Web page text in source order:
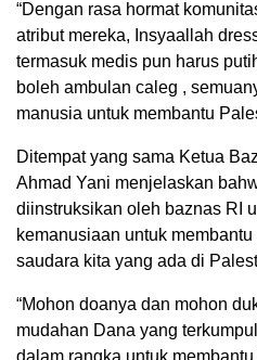
“Dengan rasa hormat
atribut mereka, Insyaallah
termasuk medis pun harus
boleh ambulan caleg ,
manusia untuk membantu
Ditempat yang sama Ketua
Ahmad Yani menjelaskan
diinstruksikan oleh baznas RI
kemanusiaan untuk
saudara kita yang ada di
“Mohon doanya dan mohon
mudahan Dana yang
dalam rangka untuk